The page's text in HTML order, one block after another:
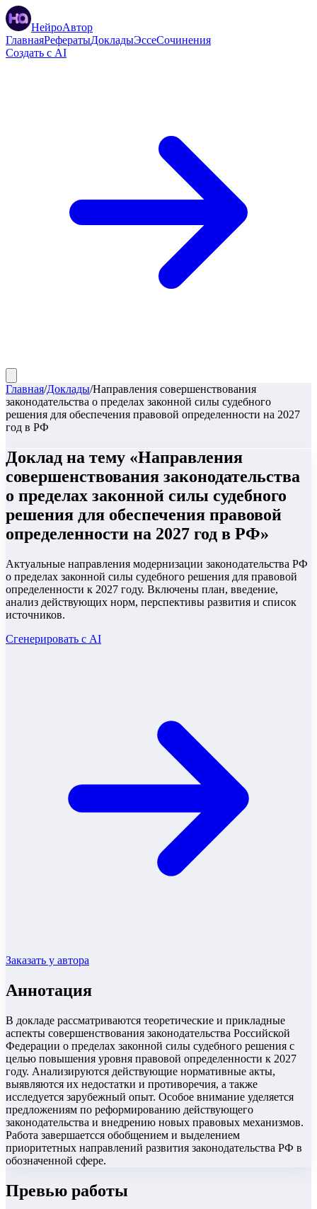
НейроАвтор
ГлавнаяРефератыДокладыЭссеСочинения
Создать с AI
Главная/Доклады/Направления совершенствования
законодательства о пределах законной силы судебного
решения для обеспечения правовой определенности на 2027
год в РФ
Доклад на тему «Направления
совершенствования законодательства
о пределах законной силы судебного
решения для обеспечения правовой
определенности на 2027 год в РФ»
Актуальные направления модернизации законодательства РФ
о пределах законной силы судебного решения для правовой
определенности к 2027 году. Включены план, введение,
анализ действующих норм, перспективы развития и список
источников.
Сгенерировать с AI
Заказать у автора
Аннотация
В докладе рассматриваются теоретические и прикладные
аспекты совершенствования законодательства Российской
Федерации о пределах законной силы судебного решения с
целью повышения уровня правовой определенности к 2027
году. Анализируются действующие нормативные акты,
выявляются их недостатки и противоречия, а также
исследуется зарубежный опыт. Особое внимание уделяется
предложениям по реформированию действующего
законодательства и внедрению новых правовых механизмов.
Работа завершаетсся обобщением и выделением
приоритетных направлений развития законодательства РФ в
обозначенной сфере.
Превью работы